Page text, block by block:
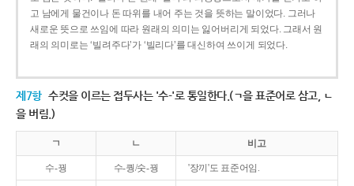
고 남에게 물건이나 돈 따위를 내어 주는 것을 뜻하는 말이었다. 그러나
새로운 뜻으로 쓰임에 따라 원래의 의미는 잃어버리게 되었다. 그래서 원
래의 의미로는 ‘빌려주다’가 ‘빌리다’를 대신하여 쓰이게 되었다.
제7항 수컷을 이르는 접두사는 '수-'로 통일한다.(ㄱ을 표준어로 삼고, ㄴ
을 버림.)
ㄱ ㄴ 비고
수-꿩 수-퀑/숫-꿩 '장끼'도 표준어임.